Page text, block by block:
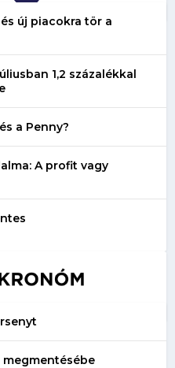
új piacokra tör a
1,2 százalékkal
a Penny?
A profit vagy